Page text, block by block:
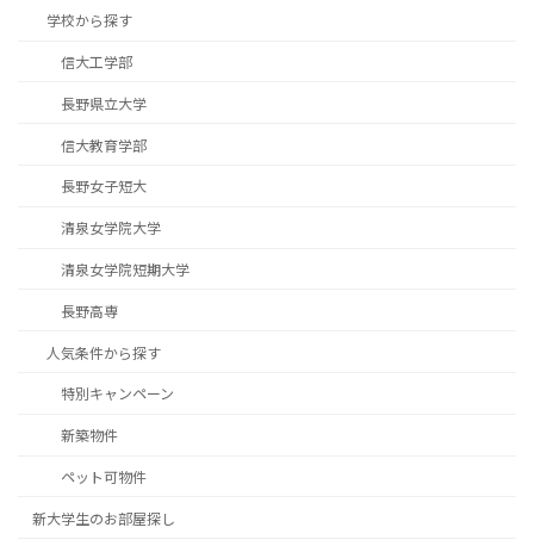
学校から探す
信大工学部
長野県立大学
信大教育学部
長野女子短大
清泉女学院大学
清泉女学院短期大学
長野高専
人気条件から探す
特別キャンペーン
新築物件
ペット可物件
新大学生のお部屋探し